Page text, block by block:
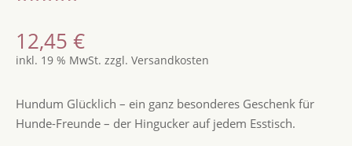
von 5,
basierend
auf
12,45 €
inkl. 19 % MwSt. zzgl. Versandkosten
Hundum Glücklich – ein ganz besonderes Geschenk für
Hunde-Freunde – der Hingucker auf jedem Esstisch.